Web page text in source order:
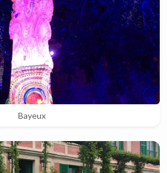
Bayeux